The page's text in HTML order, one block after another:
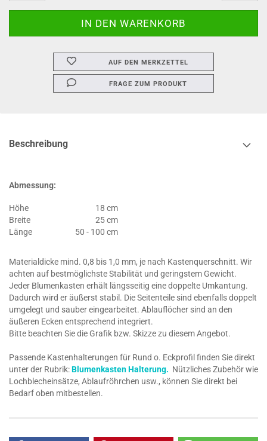
AUF DEN MERKZETTEL
FRAGE ZUM PRODUKT
Beschreibung
Abmessung:
Höhe
18 cm
Breite
25 cm
Länge
50 - 100 cm
Materialdicke mind. 0,8 bis 1,0 mm, je nach Kastenquerschnitt. Wir
achten auf bestmöglichste Stabilität und geringstem Gewicht.
Jeder Blumenkasten erhält längsseitig eine doppelte Umkantung.
Dadurch wird er äußerst stabil. Die Seitenteile sind ebenfalls doppelt
umgelegt und sauber eingearbeitet. Ablauflöcher sind an den
äußeren Ecken entsprechend integriert.
Bitte beachten Sie die Grafik bzw. Skizze zu diesem Angebot.
Passende Kastenhalterungen für Rund o. Eckprofil finden Sie direkt
unter der Rubrik:Blumenkasten Halterung. Nützliches Zubehör wie
Lochblecheinsätze, Ablaufröhrchen usw., können Sie direkt bei
Bedarf oben mitbestellen.